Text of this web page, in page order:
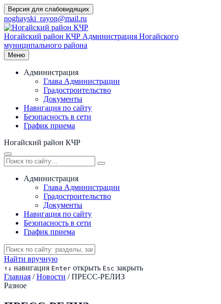
Перейти
к
содержимому
Версия для слабовидящих
noghayski_rayon@mail.ru
Ногайский район КЧР Администрация Ногайского
муниципального района
Меню
Администрация
Глава Администрации
Градостроительство
Документы
Навигация по сайту
Безопасность в сети
График приема
Ногайский район КЧР
Администрация
Глава Администрации
Градостроительство
Документы
Навигация по сайту
Безопасность в сети
График приема
Найти вручную
↑ ↓ навигация Enter открыть Esc закрыть
Главная / Новости / ПРЕСС-РЕЛИЗ
Разное